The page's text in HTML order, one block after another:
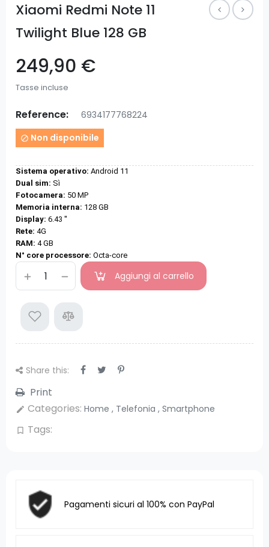
Xiaomi Redmi Note 11
Twilight Blue 128 GB
249,90 €
Tasse incluse
Reference: 6934177768224
 Non disponibile
Sistema operativo: Android 11
Dual sim: Sì
Fotocamera: 50 MP
Memoria interna: 128 GB
Display: 6.43 ''
Rete: 4G
RAM: 4 GB
N° core processore: Octa-core
Aggiungi al carrello
Share this:
Print
edit Categories: Home , Telefonia , Smartphone
bookmark_border Tags:
Pagamenti sicuri al 100% con PayPal